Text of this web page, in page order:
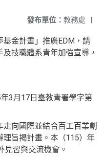
發布單位： 教務處 |
金計畫」推廣EDM，請
技職體系青年加強宣導，
3月17日臺教青署學字第
向國際並結合百工百業創
旨揭計畫。本（115）年
見習與交流機會。